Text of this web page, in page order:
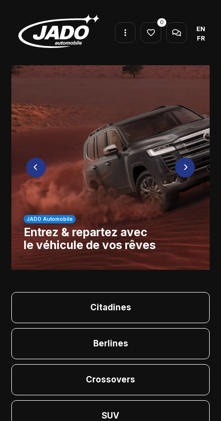
0
EN
FR
Entrez & repartez avec
le véhicule de vos rêves
JADO Automobile
Citadines
Berlines
Crossovers
SUV